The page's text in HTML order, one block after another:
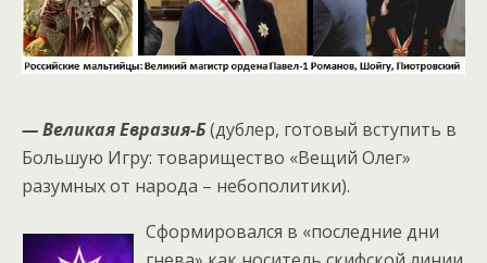
— Великая Евразия-Б(дублер, готовый вступить в
Большую Игру: товарищество «Вещий Олег»
разумных от народа – небополитики).
Сформировался в «последние дни